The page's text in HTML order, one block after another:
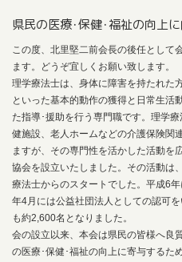
県民の医療･保健･福祉の向上
この度、北里堅二前会長の後任として
ます。どうぞ宜しくお願い致します。
理学療法士は、身体に障害を持たれた
といった基本的動作の獲得と日常生活
た指導･援助を行う専門職です。理学
健施設、老人ホームなどの介護保険関
ますが、その専門性を活かした活動を
協会を設立いたしました。その活動は
療法士からのスタートでした。平成6
年4月には公益社団法人としての認可
も約2,600名となりました。
会の設立以来、本会は県民の皆様へ良
の医療･保健･福祉の向上に寄与するた